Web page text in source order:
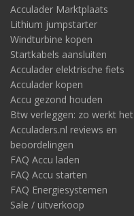
Acculader Marktplaats
Lithium jumpstarter
Windturbine kopen
Startkabels aansluiten
Acculader elektrische fiets
Acculader kopen
Accu gezond houden
Btw verleggen: zo werkt het
Acculaders.nl reviews en
beoordelingen
FAQ Accu laden
FAQ Accu starten
FAQ Energiesystemen
Sale / uitverkoop